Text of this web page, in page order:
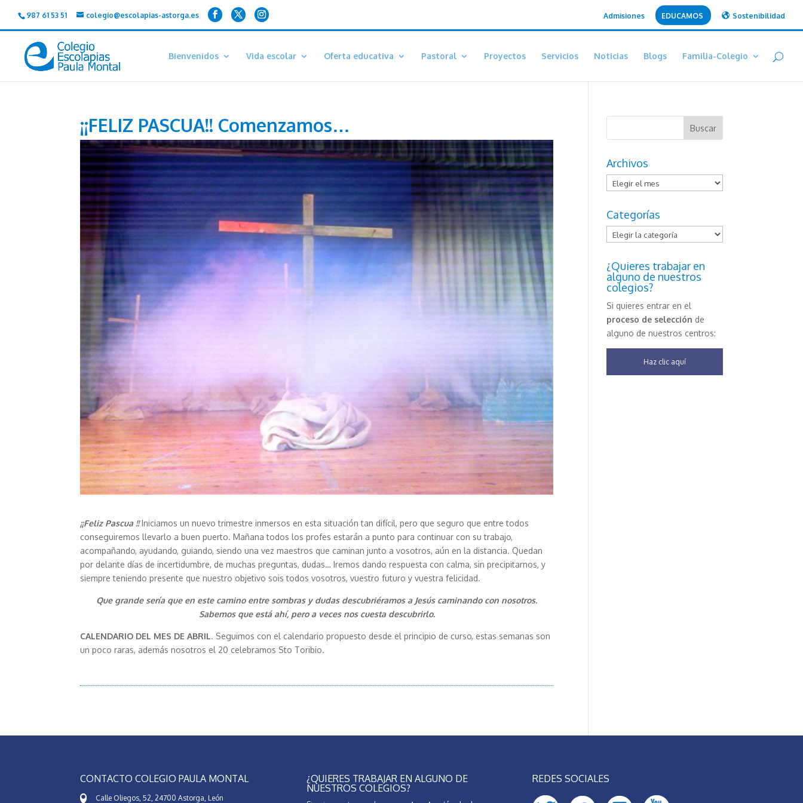
987 61 53 51 colegio@escolapias-astorga.es Admisiones EDUCAMOS Sostenibilidad
Bienvenidos Vida escolar Oferta educativa Pastoral Proyectos Servicios Noticias Blogs Familia-Colegio
¡¡FELIZ PASCUA!! Comenzamos…
¡¡Feliz Pascua !!Iniciamos un nuevo trimestre inmersos en esta situación tan difícil, pero que seguro que entre todos
conseguiremos llevarlo a buen puerto. Mañana todos los profes estarán a punto para continuar con su trabajo,
acompañando, ayudando, guiando, siendo una vez maestros que caminan junto a vosotros, aún en la distancia. Quedan
por delante días de incertidumbre, de muchas preguntas, dudas… Iremos dando respuesta con calma, sin precipitarnos, y
siempre teniendo presente que nuestro objetivo sois todos vosotros, vuestro futuro y vuestra felicidad.
Que grande sería que en este camino entre sombras y dudas descubriéramos a Jesús caminando con nosotros.
Sabemos que está ahí, pero a veces nos cuesta descubrirlo.
CALENDARIO DEL MES DE ABRIL. Seguimos con el calendario propuesto desde el principio de curso, estas semanas son
un poco raras, además nosotros el 20 celebramos Sto Toribio.
Archivos
Archivos
Categorías
Categorías
¿Quieres trabajar en
alguno de nuestros
colegios?
Si quieres entrar en el
proceso de selección de
alguno de nuestros centros:
Haz clic aquí
CONTACTO COLEGIO PAULA MONTAL
Calle Oliegos, 52, 24700 Astorga, León
¿QUIERES TRABAJAR EN ALGUNO DE
NUESTROS COLEGIOS?
REDES SOCIALES